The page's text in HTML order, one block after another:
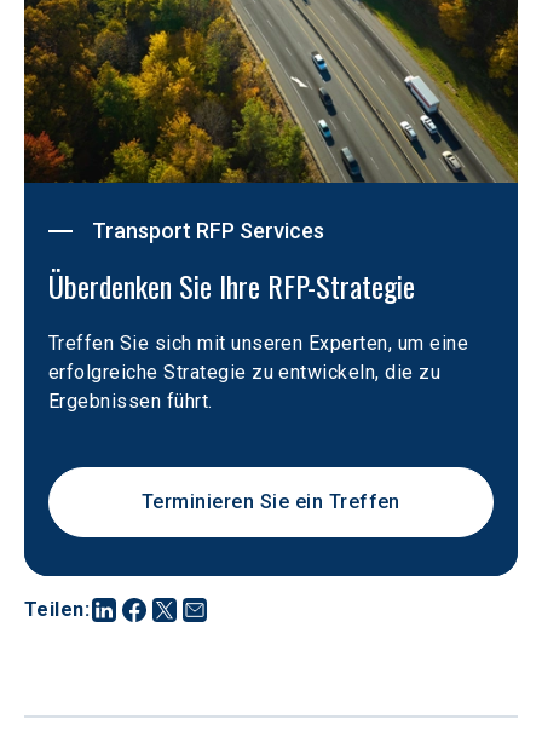
Teilen:
Transport RFP Services
Überdenken Sie Ihre RFP-Strategie
Treffen Sie sich mit unseren Experten, um eine
erfolgreiche Strategie zu entwickeln, die zu
Ergebnissen führt.
Terminieren Sie ein Treffen